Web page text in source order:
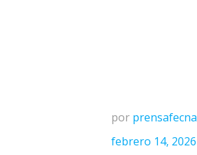
por prensafecna
febrero 14, 2026